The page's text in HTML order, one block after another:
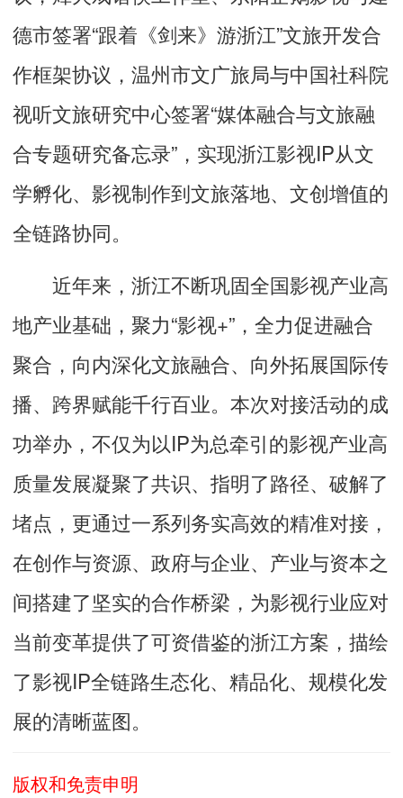
德市签署“跟着《剑来》游浙江”文旅开发合
作框架协议，温州市文广旅局与中国社科院
视听文旅研究中心签署“媒体融合与文旅融
合专题研究备忘录”，实现浙江影视IP从文
学孵化、影视制作到文旅落地、文创增值的
全链路协同。
近年来，浙江不断巩固全国影视产业高
地产业基础，聚力“影视+”，全力促进融合
聚合，向内深化文旅融合、向外拓展国际传
播、跨界赋能千行百业。本次对接活动的成
功举办，不仅为以IP为总牵引的影视产业高
质量发展凝聚了共识、指明了路径、破解了
堵点，更通过一系列务实高效的精准对接，
在创作与资源、政府与企业、产业与资本之
间搭建了坚实的合作桥梁，为影视行业应对
当前变革提供了可资借鉴的浙江方案，描绘
了影视IP全链路生态化、精品化、规模化发
展的清晰蓝图。
版权和免责申明